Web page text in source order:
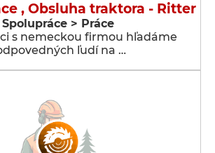
, Obsluha traktora - Ritter
Spolupráce > Práce
s nemeckou firmou hľadáme
ľudí na …